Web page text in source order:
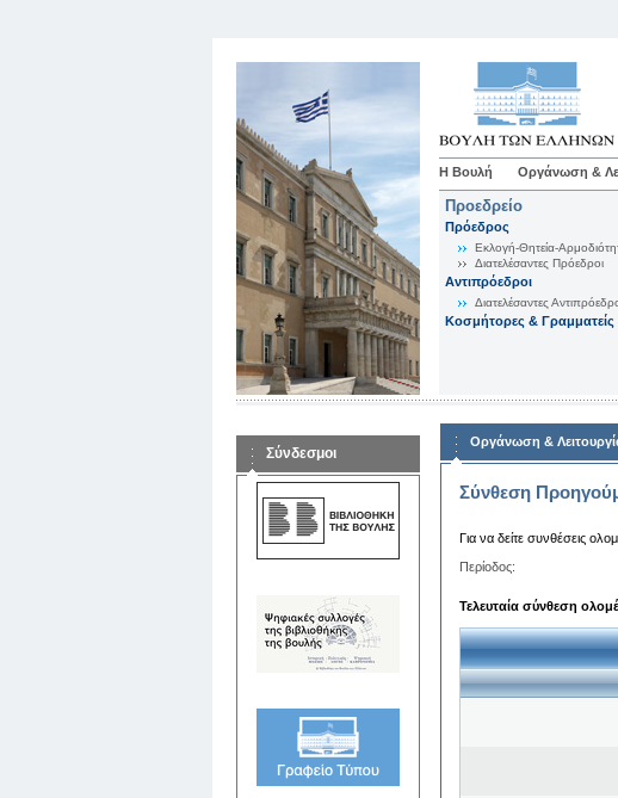
Η Βουλή Οργάνωση &
Προεδρείο
Πρόεδρος
Εκλογή-Θητεία-
Διατελέσαντες Πρόεδροι
Αντιπρόεδροι
Διατελέσαντες
Κοσμήτορες & Γραμματείς
Σύνδεσμοι
Οργάνωση &
Σύνθεση
Για να δείτε συνθέσεις
Περίοδος:
Τελευταία σύνθεση